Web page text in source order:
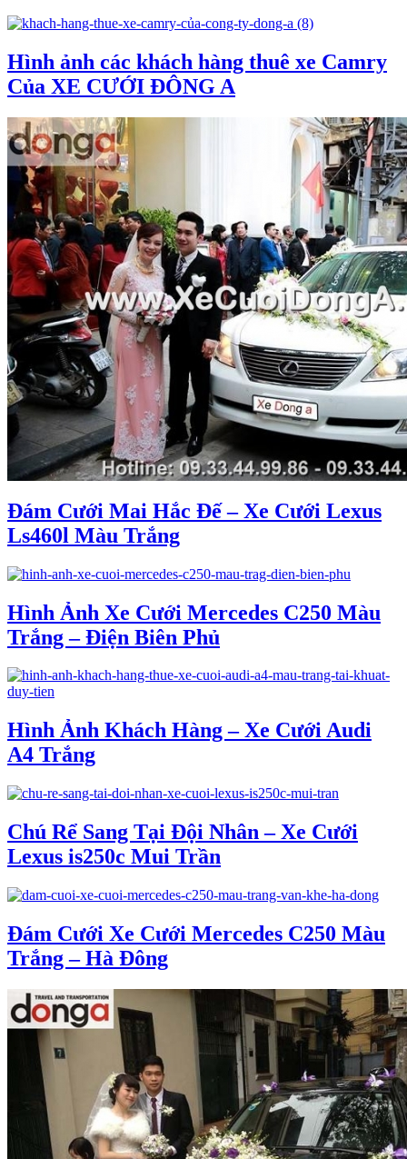
Hình ảnh các khách hàng thuê xe Camry
Của XE CƯỚI ĐÔNG A
Đám Cưới Mai Hắc Đế – Xe Cưới Lexus
Ls460l Màu Trắng
Hình Ảnh Xe Cưới Mercedes C250 Màu
Trắng – Điện Biên Phủ
Hình Ảnh Khách Hàng – Xe Cưới Audi
A4 Trắng
Chú Rể Sang Tại Đội Nhân – Xe Cưới
Lexus is250c Mui Trần
Đám Cưới Xe Cưới Mercedes C250 Màu
Trắng – Hà Đông